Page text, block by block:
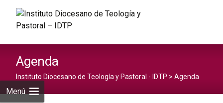
Menú
Agenda
Instituto Diocesano de Teología y Pastoral - IDTP > Agenda